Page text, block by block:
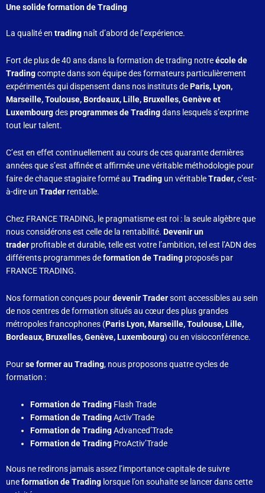
Une solide formation de Trading
La qualité en trading naît d’abord de l’expérience.
Fort de plus de 40 ans dans la formation de trading notreécole de
Tradingcompte dans son équipe des formateurs particulièrement
expérimentés qui dispensent dans nos instituts deParis, Lyon,
Marseille, Toulouse, Bordeaux, Lille, Bruxelles, Genève et
Luxembourgdesprogrammes de Tradingdans lesquels s’exprime
tout leur talent.
C’est en effet continuellement au cours de ces quarante dernières
années que s’est affinée et affirmée une véritable méthodologie pour
faire de chaque stagiaire formé au Trading un véritableTrader, c’est-
à-dire un Trader rentable.
Chez FRANCE TRADING, le pragmatisme est roi : la seule algèbre que
nous considérons est celle de la rentabilité. Devenir un
trader profitable et durable, telle est votre l’ambition, tel est l’ADN des
différents programmes deformation de Trading proposés par
FRANCE TRADING.
Nos formation conçues pourdevenir Tradersont accessibles au sein
de nos centres de formation situés au cœur des plus grandes
métropoles francophones (Paris Lyon, Marseille, Toulouse, Lille,
Bordeaux, Bruxelles, Genève, Luxembourg) ou en visioconférence.
Pourse former au Trading, nous proposons quatrecycles de
formation :
Formation de Trading Flash Trade
Formation de TradingActiv’Trade
Formation de TradingAdvanced’Trade
Formation de Trading ProActiv’Trade
Nous ne redirons jamais assez l’importance capitale de suivre
uneformation de Trading lorsque l’on souhaite se lancer dans cette